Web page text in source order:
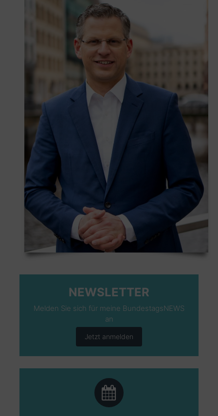
NEWSLETTER
Melden Sie sich für meine BundestagsNEWS
an
Jetzt anmelden